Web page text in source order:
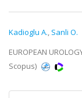
Kadioglu A., Sanli O.
EUROPEAN
Scopus)